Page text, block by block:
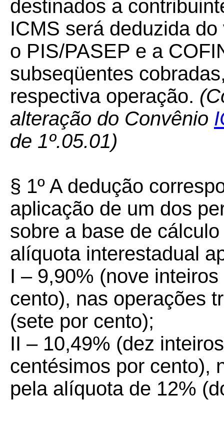
destinados a
ICMS será deduzida
o PIS/PASEP e a
subseqüentes
respectiva operação.
alteração do Convênio
de 1º.05.01)
§ 1º A dedução
aplicação de um dos
sobre a base de
alíquota interestadual
I – 9,90% (nove
cento), nas operações
(sete por cento);
II – 10,49% (dez
centésimos por cento),
pela alíquota de 12%